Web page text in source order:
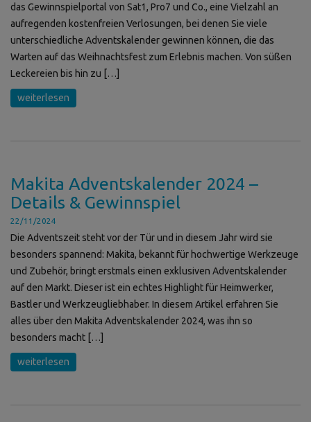
das Gewinnspielportal von Sat1, Pro7 und Co., eine Vielzahl an
aufregenden kostenfreien Verlosungen, bei denen Sie viele
unterschiedliche Adventskalender gewinnen können, die das
Warten auf das Weihnachtsfest zum Erlebnis machen. Von süßen
Leckereien bis hin zu […]
weiterlesen
Makita Adventskalender 2024 –
Details & Gewinnspiel
22/11/2024
Die Adventszeit steht vor der Tür und in diesem Jahr wird sie
besonders spannend: Makita, bekannt für hochwertige Werkzeuge
und Zubehör, bringt erstmals einen exklusiven Adventskalender
auf den Markt. Dieser ist ein echtes Highlight für Heimwerker,
Bastler und Werkzeugliebhaber. In diesem Artikel erfahren Sie
alles über den Makita Adventskalender 2024, was ihn so
besonders macht […]
weiterlesen